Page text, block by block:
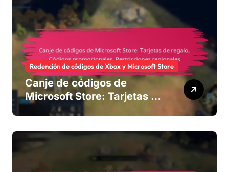
Redención de códigos de Xbox y Microsoft Store
Canje de códigos de
Microsoft Store: Tarjetas de
regalo, Códigos
Restricciones regionales